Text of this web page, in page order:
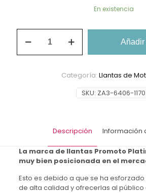
En existencia
cantidad
Añadir
SKU: ZA3-6406-1170
Categoría: Llantas de
Descripción Información
La marca de llantas Promoto
muy bien posicionada en el
Esto es debido a que se ha
de alta calidad y ofrecerlas al público